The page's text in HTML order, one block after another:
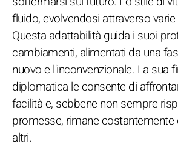
fluido, evolvendosi attraverso
Questa adattabilità guida i suoi
cambiamenti, alimentati da una
nuovo e l'inconvenzionale. La sua
diplomatica le consente di
facilità e, sebbene non sempre
promesse, rimane costantemente
altri.